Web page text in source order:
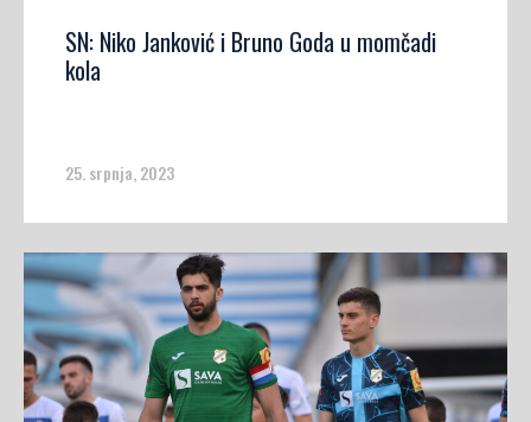
SN: Niko Janković i Bruno Goda u momčadi
kola
25. srpnja, 2023